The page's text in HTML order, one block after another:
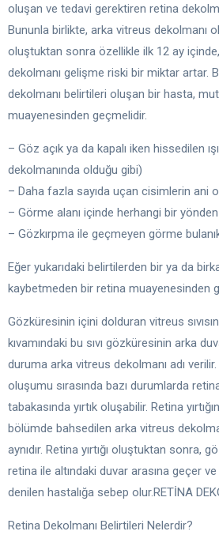
oluşan ve tedavi gerektiren retina
Bununla birlikte, arka vitreus dekolmanı
oluştuktan sonra özellikle ilk 12 ay
dekolmanı gelişme riski bir miktar artar.
dekolmanı belirtileri oluşan bir hasta,
muayenesinden geçmelidir.
– Göz açık ya da kapalı iken hissedilen
dekolmanında olduğu gibi)
– Daha fazla sayıda uçan cisimlerin ani
– Görme alanı içinde herhangi bir
– Gözkırpma ile geçmeyen görme
Eğer yukarıdaki belirtilerden bir ya da
kaybetmeden bir retina muayenesinden
Gözküresinin içini dolduran vitreus
kıvamındaki bu sıvı gözküresinin arka
duruma arka vitreus dekolmanı adı
oluşumu sırasında bazı durumlarda
tabakasında yırtık oluşabilir. Retina
bölümde bahsedilen arka vitreus
aynıdır. Retina yırtığı oluştuktan sonra,
retina ile altındaki duvar arasına geçer ve
denilen hastalığa sebep olur.RETİNA
Retina Dekolmanı Belirtileri Nelerdir?